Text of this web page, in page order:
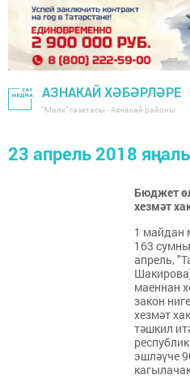
АЗНАКАЙ ХӘБӘРЛӘРЕ
"Маяк" газетасы - Азнакай районы
23 апрель 2018
Бюджет
хезмәт
1 майдан
163
апрель,
маеннан
закон
хезмәт
тәшкил
эшләүче